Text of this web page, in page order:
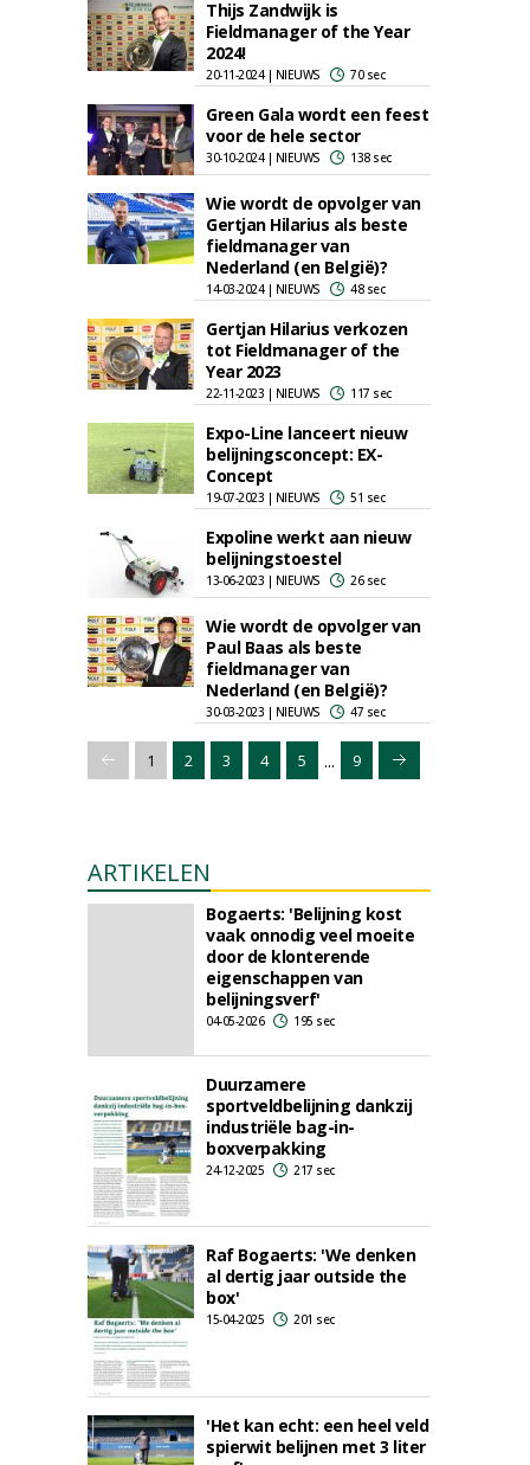
Thijs Zandwijk is
Fieldmanager of the Year
2024!
20-11-2024 | NIEUWS 70 sec
Green Gala wordt een feest
voor de hele sector
30-10-2024 | NIEUWS 138 sec
Wie wordt de opvolger van
Gertjan Hilarius als beste
fieldmanager van
Nederland (en België)?
14-03-2024 | NIEUWS 48 sec
Gertjan Hilarius verkozen
tot Fieldmanager of the
Year 2023
22-11-2023 | NIEUWS 117 sec
Expo-Line lanceert nieuw
belijningsconcept: EX-
Concept
19-07-2023 | NIEUWS 51 sec
Expoline werkt aan nieuw
belijningstoestel
13-06-2023 | NIEUWS 26 sec
Wie wordt de opvolger van
Paul Baas als beste
fieldmanager van
Nederland (en België)?
30-03-2023 | NIEUWS 47 sec
1 2 3 4 5 ... 9
ARTIKELEN
Bogaerts: 'Belijning kost
vaak onnodig veel moeite
door de klonterende
eigenschappen van
belijningsverf'
04-05-2026 195 sec
Duurzamere
sportveldbelijning dankzij
industriële bag-in-
boxverpakking
24-12-2025 217 sec
Raf Bogaerts: 'We denken
al dertig jaar outside the
box'
15-04-2025 201 sec
'Het kan echt: een heel veld
spierwit belijnen met 3 liter